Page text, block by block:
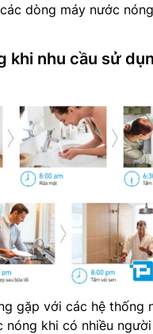
dòng máy nước
khi nhu cầu sử
gặp với các hệ thống
nóng khi có nhiều